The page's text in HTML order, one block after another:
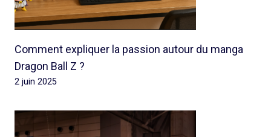
Comment expliquer la passion autour du manga
Dragon Ball Z ?
2 juin 2025